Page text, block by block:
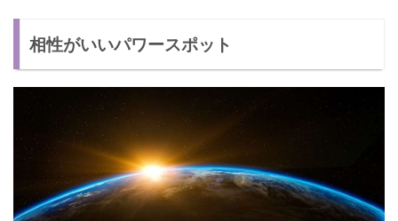
相性がいいパワースポット